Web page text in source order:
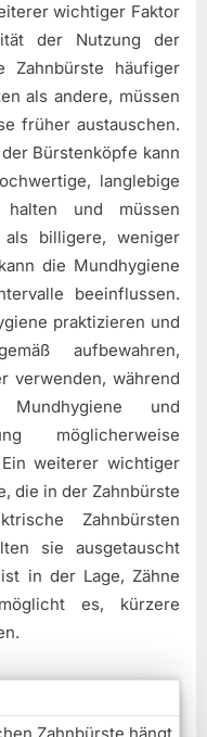
wichtiger Faktor
der Nutzung der
Zahnbürste häufiger
als andere, müssen
früher austauschen.
Bürstenköpfe kann
langlebige
halten und müssen
als billigere, weniger
die Mundhygiene
beeinflussen.
praktizieren und
aufbewahren,
verwenden, während
und
möglicherweise
weiterer wichtiger
die in der Zahnbürste
Zahnbürsten
sie ausgetauscht
in der Lage, Zähne
es, kürzere